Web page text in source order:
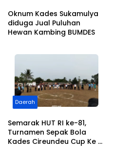
Oknum Kades Sukamulya
diduga Jual Puluhan
Hewan Kambing BUMDES
Daerah
Semarak HUT RI ke-81,
Turnamen Sepak Bola
Kades Cireundeu Cup Ke V